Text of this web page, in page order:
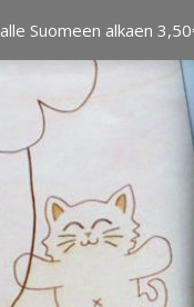
Suomeen alkaen